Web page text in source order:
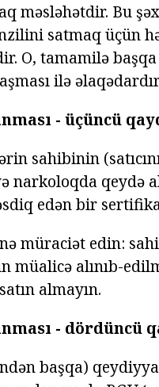
məsləhətdir. Bu
satmaq üçün
O, tamamilə
ilə
- üçüncü
sahibinin
qeydə
edən bir
müraciət edin:
müalicə alınıb-
almayın.
- dördüncü
başqa)